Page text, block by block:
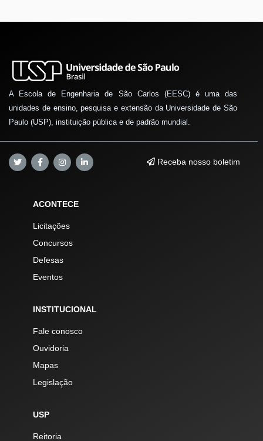
A Escola de Engenharia de São Carlos (EESC) é uma das
unidades de ensino, pesquisa e extensão da Universidade de São
Paulo (USP), instituição pública e de padrão mundial.
Receba nosso boletim
ACONTECE
Licitações
Concursos
Defesas
Eventos
INSTITUCIONAL
Fale conosco
Ouvidoria
Mapas
Legislação
USP
Reitoria